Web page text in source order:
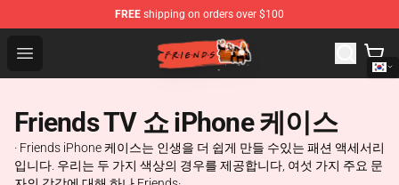
FREE shipping on orders over $100
Open menu
Friends Store - Official Friends Merchandise Shop
Friends TV 쇼 iPhone 케이스
· Friends iPhone 케이스는 인생을 더 쉽게 만들 수있는 패션 액세서리
입니다. 우리는 두 가지 색상의 경우를 제공합니다, 여섯 가지 주요 문